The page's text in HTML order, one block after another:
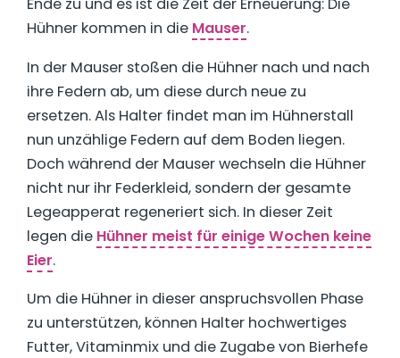
Ende zu und es ist die Zeit der Erneuerung: Die
Hühner kommen in die Mauser.
In der Mauser stoßen die Hühner nach und nach
ihre Federn ab, um diese durch neue zu
ersetzen. Als Halter findet man im Hühnerstall
nun unzählige Federn auf dem Boden liegen.
Doch während der Mauser wechseln die Hühner
nicht nur ihr Federkleid, sondern der gesamte
Legeapperat regeneriert sich. In dieser Zeit
legen die Hühner meist für einige Wochen keine
Eier.
Um die Hühner in dieser anspruchsvollen Phase
zu unterstützen, können Halter hochwertiges
Futter, Vitaminmix und die Zugabe von Bierhefe